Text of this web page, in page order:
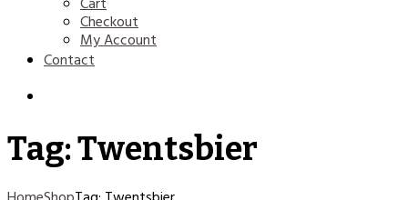
Checkout
My Account
Contact
Tag: Twentsbier